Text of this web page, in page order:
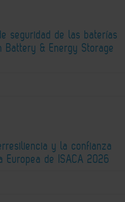
seguridad de las baterías
& Energy Storage
y la confianza
de ISACA 2026